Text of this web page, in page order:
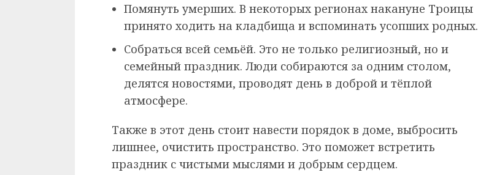
Помянуть умерших. В некоторых регионах накануне Троицы
принято ходить на кладбища и вспоминать усопших родных.
Собраться всей семьёй. Это не только религиозный, но и
семейный праздник. Люди собираются за одним столом,
делятся новостями, проводят день в доброй и тёплой
атмосфере.
Также в этот день стоит навести порядок в доме, выбросить
лишнее, очистить пространство. Это поможет встретить
праздник с чистыми мыслями и добрым сердцем.